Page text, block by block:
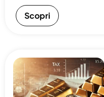
Scopri